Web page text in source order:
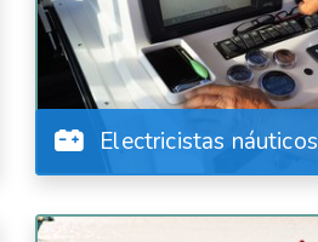
Electricistas náuticos